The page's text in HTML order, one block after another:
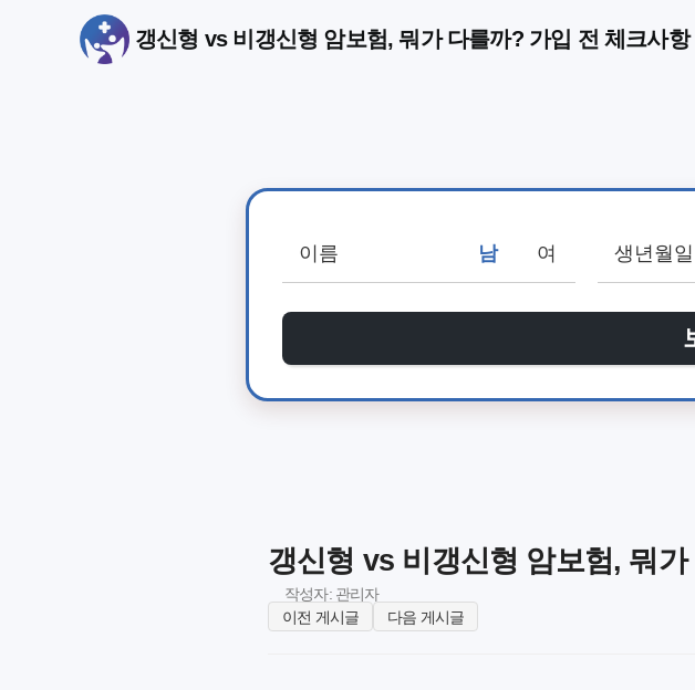
갱신형 vs 비갱신형 암보험, 뭐가 다를까? 가입 전 체크사항
남 여
갱신형 vs 비갱신형 암보험, 뭐
작성자: 관리자
이전 게시글
다음 게시글